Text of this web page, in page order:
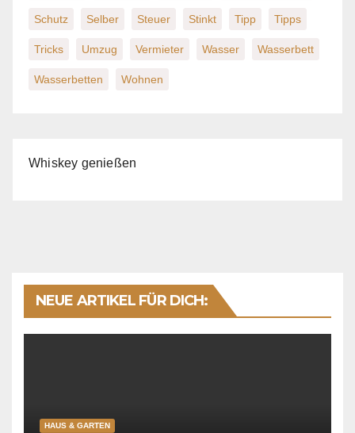
Schutz Selber Steuer Stinkt Tipp Tipps
Tricks Umzug Vermieter Wasser Wasserbett
Wasserbetten Wohnen
Whiskey genießen
NEUE ARTIKEL FÜR DICH:
HAUS & GARTEN